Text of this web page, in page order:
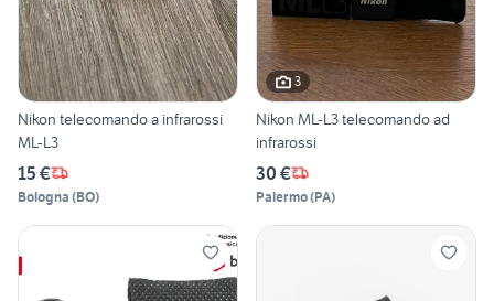
Nikon telecomando a infrarossi
ML-L3
15 €
Bologna (BO)
3
Nikon ML-L3 telecomando ad
infrarossi
30 €
Palermo(PA)